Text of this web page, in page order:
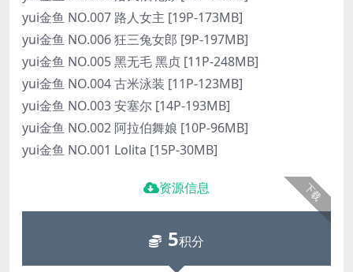
yui金鱼 NO.007 路人女主 [19P-173MB]
yui金鱼 NO.006 狂三兔女郎 [9P-197MB]
yui金鱼 NO.005 黑无毛 黑贞 [11P-248MB]
yui金鱼 NO.004 古米泳装 [11P-123MB]
yui金鱼 NO.003 安塞尔 [14P-193MB]
yui金鱼 NO.002 阿拉伯舞娘 [10P-96MB]
yui金鱼 NO.001 Lolita [15P-30MB]
下载
资源信息
5积分